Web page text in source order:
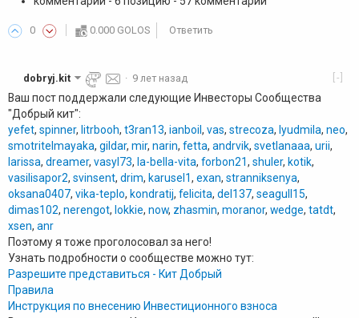
0 0.000 GOLOS Ответить
[-]
dobryj.kit · 9 лет назад
Ваш пост поддержали следующие Инвесторы Сообщества
"Добрый кит":
yefet, spinner, litrbooh, t3ran13, ianboil , vas, strecoza, lyudmila, neo,
smotritelmayaka, gildar, mir, narin, fetta, andrvik, svetlanaaa, urii,
larissa, dreamer, vasyl73, la-bella-vita, forbon21, shuler, kotik,
vasilisapor2, svinsent, drim, karusel1, exan, stranniksenya,
oksana0407, vika-teplo, kondratij, felicita, del137, seagull15,
dimas102, nerengot, lokkie, now, zhasmin, moranor, wedge, tatdt,
xsen, anr
Поэтому я тоже проголосовал за него!
Узнать подробности о сообществе можно тут:
Разрешите представиться - Кит Добрый
Правила
Инструкция по внесению Инвестиционного взноса